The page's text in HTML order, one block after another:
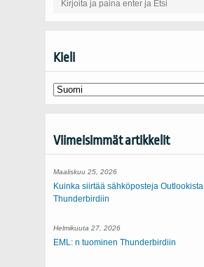
Kieli
Viimeisimmät artikkelit
Maaliskuu 25, 2026
Kuinka siirtää sähköposteja Outlookista
Thunderbirdiin
Helmikuuta 27, 2026
EML: n tuominen Thunderbirdiin